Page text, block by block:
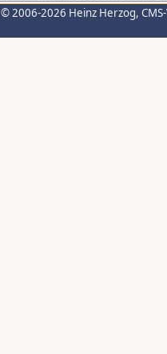
© 2006-2026 Heinz Herzog,